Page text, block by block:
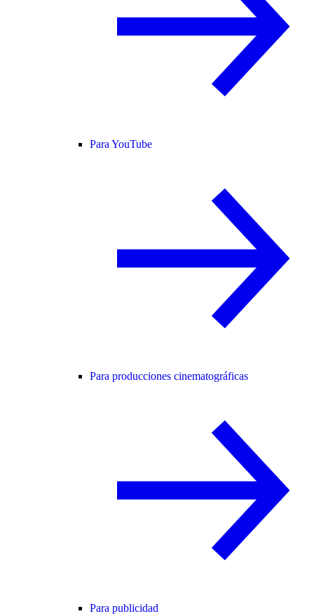
Para YouTube
Para producciones cinematográficas
Para publicidad